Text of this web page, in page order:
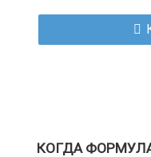
КОГДА